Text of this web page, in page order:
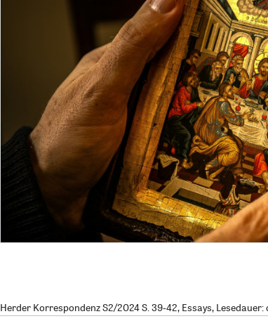
Herder Korrespondenz S2/2024 S. 39-42, Essays, Lesedauer: